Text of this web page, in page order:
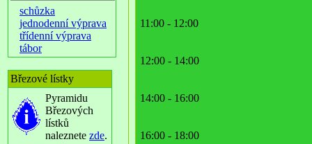
schůzka
jednodenní výprava
třídenní výprava
tábor
Březové lístky
Pyramidu
Březových
lístků
naleznete zde.
11:00 - 12:00
12:00 - 14:00
14:00 - 16:00
16:00 - 18:00